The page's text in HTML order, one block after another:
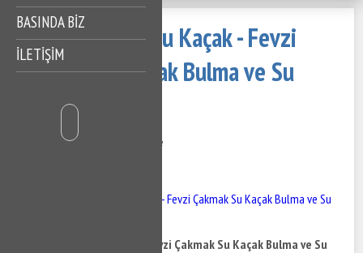
BASINDA BİZ
İLETİŞİM
Fevzi Çakmak Su Kaçak - Fevzi
Çakmak Su Kaçak Bulma ve Su
Kaçak Tespiti
27 Kasım 2020 570 Görüntüleme
Fevzi Çakmak Su Kaçak - Fevzi Çakmak Su Kaçak Bulma ve Su
Fevzi Çakmak Su Kaçak - Fevzi Çakmak Su Kaçak Bulma ve Su